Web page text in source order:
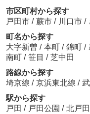
市区町村から探す
戸田市 / 蕨市 / 川口市 /
町名から探す
大字新曽 / 本町 / 錦町 /
南町 / 笹目 / 芝中田
路線から探す
埼京線 / 京浜東北線 /
駅から探す
戸田 / 戸田公園 / 北戸田